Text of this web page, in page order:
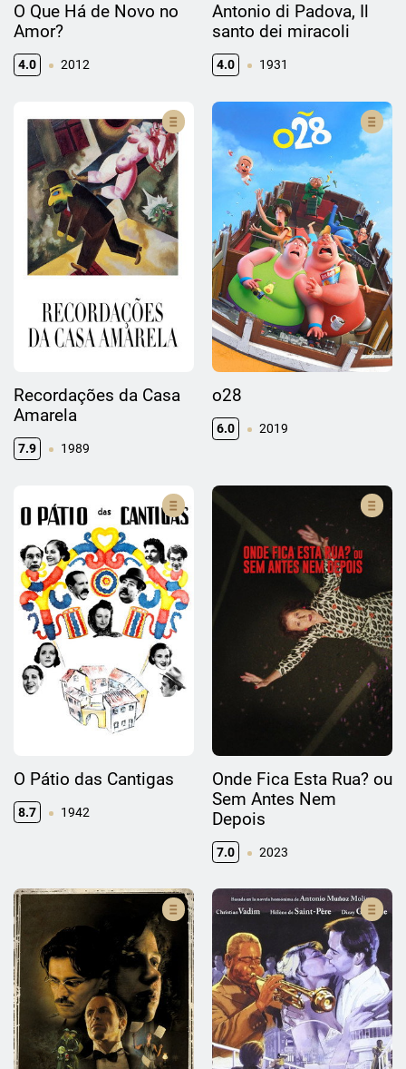
O Que Há de Novo no
Amor?
4.0 2012
Antonio di Padova, Il
santo dei miracoli
4.0 1931
Recordações da Casa
Amarela
7.9 1989
o28
6.0 2019
O Pátio das Cantigas
8.7 1942
Onde Fica Esta Rua? ou
Sem Antes Nem
Depois
7.0 2023